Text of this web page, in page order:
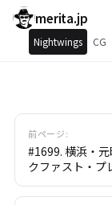
merita.jp
Nightwings CG
前ページ:
#1699. 横浜・
クファスト・プ